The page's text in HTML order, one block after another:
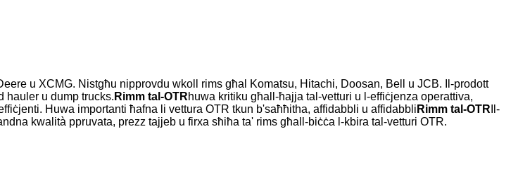
u XCMG. Nistgħu nipprovdu wkoll rims għal Komatsu, Hitachi, Doosan, Bell u JCB. Il-prodott
hauler u dump trucks. Rimm tal-OTRhuwa kritiku għall-ħajja tal-vetturi u l-effiċjenza operattiva,
Huwa importanti ħafna li vettura OTR tkun b'saħħitha, affidabbli u affidabbli Rimm tal-OTR Il-
kwalità ppruvata, prezz tajjeb u firxa sħiħa ta' rims għall-biċċa l-kbira tal-vetturi OTR.